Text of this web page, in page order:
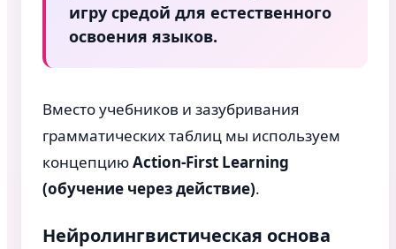
игру средой для естественного
освоения языков.
Вместо учебников и зазубривания
грамматических таблиц мы используем
концепциюAction-First Learning
(обучение через действие).
Нейролингвистическая основа